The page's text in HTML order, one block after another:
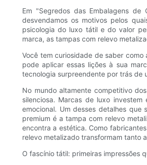
Em "Segredos das Embalagens
desvendamos os motivos pelos
psicologia do luxo tátil e do valor
marca, as tampas com relevo
Você tem curiosidade de saber
pode aplicar essas lições à sua
tecnologia surpreendente por trás de
No mundo altamente competitivo
silenciosa. Marcas de luxo
emocional. Um desses detalhes
premium é a tampa com relevo
encontra a estética. Como
relevo metalizado transformam tanto
O fascínio tátil: primeiras impressões